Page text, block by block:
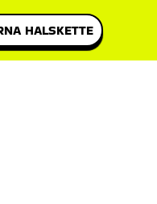
HALSKETTE